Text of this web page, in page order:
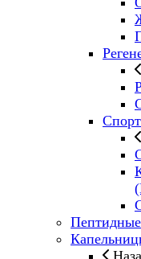
Спорт